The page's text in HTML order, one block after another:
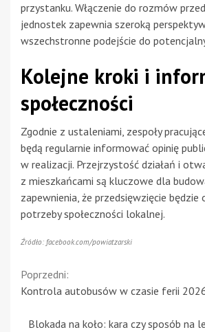
przystanku. Włączenie do rozmów
jednostek zapewnia szeroką
wszechstronne podejście do
Kolejne kroki i
społeczności
Zgodnie z ustaleniami, zespoły
będą regularnie informować opinię
w realizacji. Przejrzystość działań i
z mieszkańcami są kluczowe dla
zapewnienia, że przedsięwzięcie będzie
potrzeby społeczności lokalnej.
Źródło: facebook.com/powiatzarski
Continue
Poprzedni:
Kontrola autobusów w czasie ferii
Blokada na koło: kara czy sposób na